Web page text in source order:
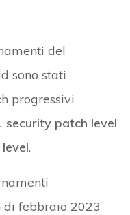
del
sono stati
progressivi
patch level
.
di febbraio 2023